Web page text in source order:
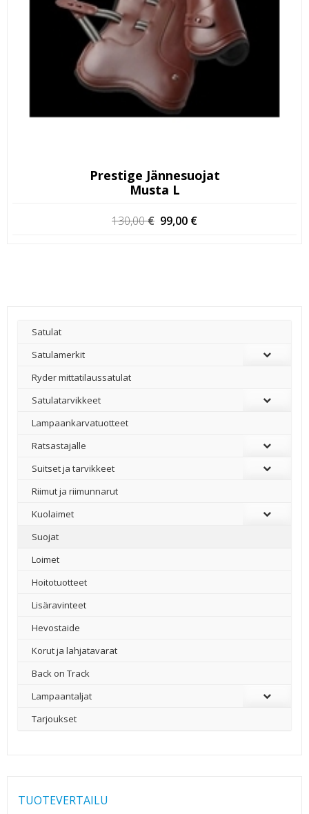
Prestige Jännesuojat
Musta L
130,00€ Alkuperäinen
99,00 €
Satulat
Satulamerkit
Ryder mittatilaussatulat
Satulatarvikkeet
–
Lampaankarvatuotteet
Ratsastajalle
Suitset ja tarvikkeet
Riimut ja riimunnarut
Kuolaimet
Suojat
Loimet
Hoitotuotteet
Lisäravinteet
Hevostaide
Korut ja lahjatavarat
Back on Track
Lampaantaljat
Tarjoukset
TUOTEVERTAILU